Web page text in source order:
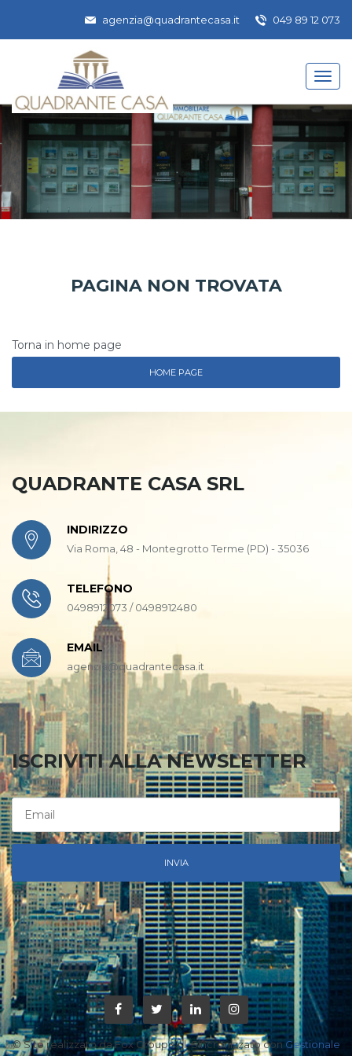
agenzia@quadrantecasa.it 049 89 12 073
PAGINA NON TROVATA
Torna in home page
HOME PAGE
QUADRANTE CASA SRL
INDIRIZZO
Via Roma, 48 - Montegrotto Terme (PD) - 35036
TELEFONO
0498912073 / 0498912480
EMAIL
agenzia@quadrantecasa.it
ISCRIVITI ALLA NEWSLETTER
INVIA
© Sito realizzato da Fox Group s.r.l. Sincronizzato conGestionale